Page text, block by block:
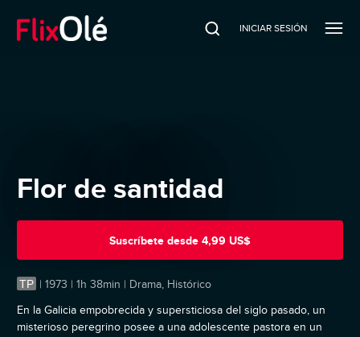
INICIAR SESIÓN
Flor de santidad
Suscríbete desde 4,99 US$
TP | 1973 | 1h 38min | Drama, Histórico
En la Galicia empobrecida y supersticiosa del siglo pasado, un
misterioso peregrino posee a una adolescente pastora en un